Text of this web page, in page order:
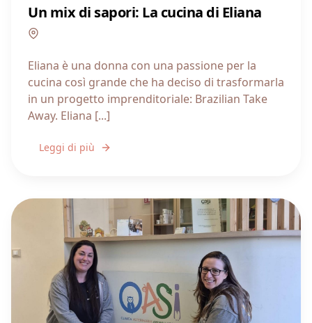
Un mix di sapori: La cucina di Eliana
Eliana è una donna con una passione per la
cucina così grande che ha deciso di trasformarla
in un progetto imprenditoriale: Brazilian Take
Away. Eliana [...]
Leggi di più